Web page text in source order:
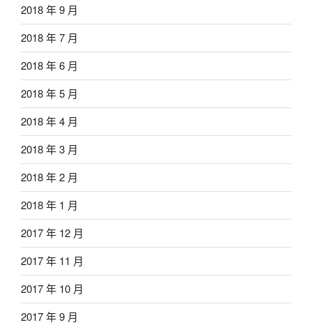
2018 年 9 月
2018 年 7 月
2018 年 6 月
2018 年 5 月
2018 年 4 月
2018 年 3 月
2018 年 2 月
2018 年 1 月
2017 年 12 月
2017 年 11 月
2017 年 10 月
2017 年 9 月